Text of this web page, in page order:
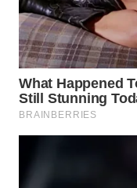
WN
KARAWANG
WN
BEKASI